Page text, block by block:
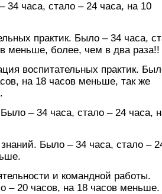
34 часа, стало – 24 часа, на 10
практик. Было – 34 часа,
меньше, более, чем в два раза!!
воспитательных практик.
на 18 часов меньше, так же
– 34 часа, стало – 24 часа,
Было – 34 часа, стало –
и командной работы.
– 20 часов, на 18 часов меньше.